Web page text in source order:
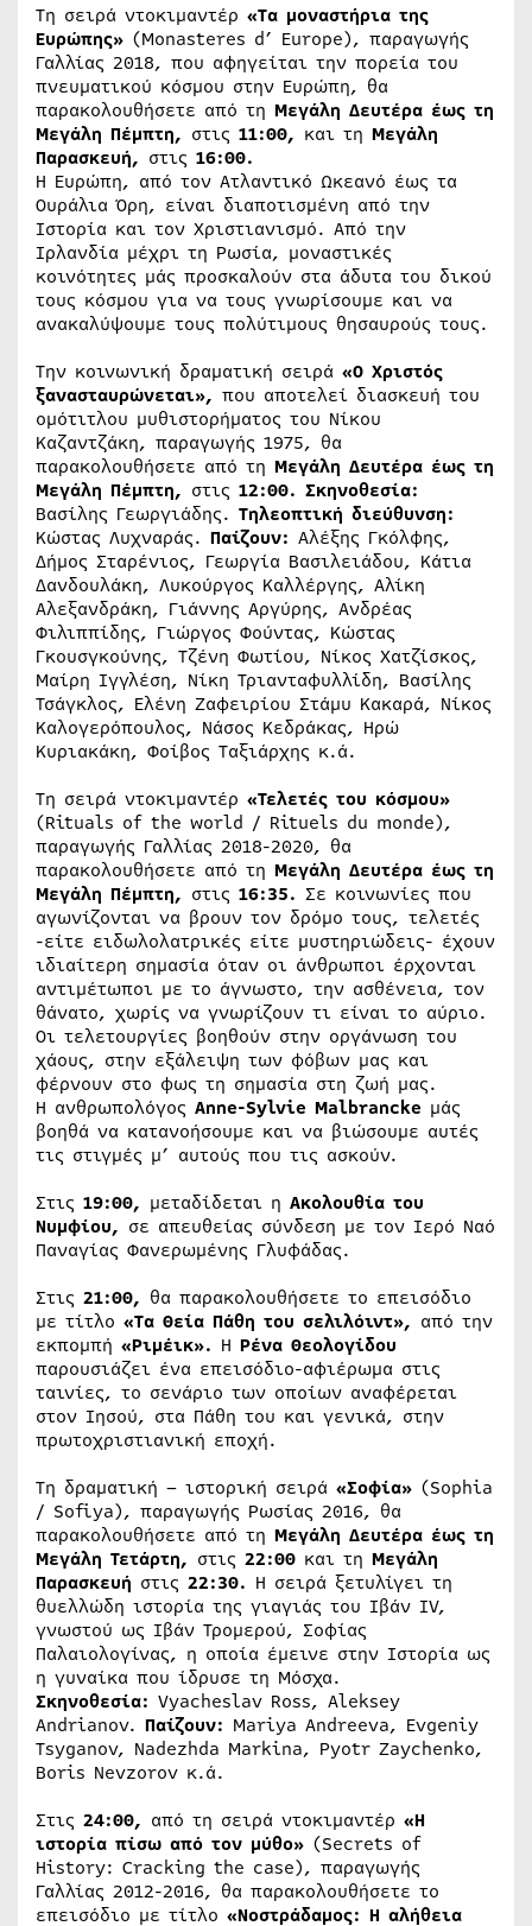
Τη σειρά ντοκιμαντέρ «Τα μοναστήρια της
Ευρώπης» (Monasteres d’ Europe), παραγωγής
Γαλλίας 2018, που αφηγείται την πορεία του
πνευματικού κόσμου στην Ευρώπη, θα
παρακολουθήσετε από τη Μεγάλη Δευτέρα έως τη
Μεγάλη Πέμπτη, στις 11:00, και τη Μεγάλη
Παρασκευή, στις 16:00.
Η Ευρώπη, από τον Ατλαντικό Ωκεανό έως τα
Ουράλια Όρη, είναι διαποτισμένη από την
Ιστορία και τον Χριστιανισμό. Από την
Ιρλανδία μέχρι τη Ρωσία, μοναστικές
κοινότητες μάς προσκαλούν στα άδυτα του δικού
τους κόσμου για να τους γνωρίσουμε και να
ανακαλύψουμε τους πολύτιμους θησαυρούς τους.
Την κοινωνική δραματική σειρά «Ο Χριστός
ξανασταυρώνεται», που αποτελεί διασκευή του
ομότιτλου μυθιστορήματος του Νίκου
Καζαντζάκη, παραγωγής 1975, θα
παρακολουθήσετε από τη Μεγάλη Δευτέρα έως τη
Μεγάλη Πέμπτη, στις 12:00. Σκηνοθεσία:
Βασίλης Γεωργιάδης. Τηλεοπτική διεύθυνση:
Κώστας Λυχναράς. Παίζουν: Αλέξης Γκόλφης,
Δήμος Σταρένιος, Γεωργία Βασιλειάδου, Κάτια
Δανδουλάκη, Λυκούργος Καλλέργης, Αλίκη
Αλεξανδράκη, Γιάννης Αργύρης, Ανδρέας
Φιλιππίδης, Γιώργος Φούντας, Κώστας
Γκουσγκούνης, Τζένη Φωτίου, Νίκος Χατζίσκος,
Μαίρη Ιγγλέση, Νίκη Τριανταφυλλίδη, Βασίλης
Τσάγκλος, Ελένη Ζαφειρίου Στάμυ Κακαρά, Νίκος
Καλογερόπουλος, Νάσος Κεδράκας, Ηρώ
Κυριακάκη, Φοίβος Ταξιάρχης κ.ά.
Τη σειρά ντοκιμαντέρ «Τελετές του κόσμου»
(Rituals of the world / Rituels du monde),
παραγωγής Γαλλίας 2018-2020, θα
παρακολουθήσετε από τη Μεγάλη Δευτέρα έως τη
Μεγάλη Πέμπτη, στις 16:35. Σε κοινωνίες που
αγωνίζονται να βρουν τον δρόμο τους, τελετές
-είτε ειδωλολατρικές είτε μυστηριώδεις- έχουν
ιδιαίτερη σημασία όταν οι άνθρωποι έρχονται
αντιμέτωποι με το άγνωστο, την ασθένεια, τον
θάνατο, χωρίς να γνωρίζουν τι είναι το αύριο.
Οι τελετουργίες βοηθούν στην οργάνωση του
χάους, στην εξάλειψη των φόβων μας και
φέρνουν στο φως τη σημασία στη ζωή μας.
Η ανθρωπολόγος Anne-Sylvie Malbrancke μάς
βοηθά να κατανοήσουμε και να βιώσουμε αυτές
τις στιγμές μ’ αυτούς που τις ασκούν.
Στις 19:00, μεταδίδεται η Ακολουθία του
Νυμφίου, σε απευθείας σύνδεση με τον Ιερό Ναό
Παναγίας Φανερωμένης Γλυφάδας.
Στις 21:00, θα παρακολουθήσετε το επεισόδιο
με τίτλο «Τα Θεία Πάθη του σελιλόιντ», από την
εκπομπή «Ριμέικ». Η Ρένα Θεολογίδου
παρουσιάζει ένα επεισόδιο-αφιέρωμα στις
ταινίες, το σενάριο των οποίων αναφέρεται
στον Ιησού, στα Πάθη του και γενικά, στην
πρωτοχριστιανική εποχή.
Τη δραματική – ιστορική σειρά «Σοφία» (Sophia
/ Sofiya), παραγωγής Ρωσίας 2016, θα
παρακολουθήσετε από τη Μεγάλη Δευτέρα έως τη
Μεγάλη Τετάρτη, στις 22:00 και τη Μεγάλη
Παρασκευή στις 22:30. Η σειρά ξετυλίγει τη
θυελλώδη ιστορία της γιαγιάς του Ιβάν IV,
γνωστού ως Ιβάν Τρομερού, Σοφίας
Παλαιολογίνας, η οποία έμεινε στην Ιστορία ως
η γυναίκα που ίδρυσε τη Μόσχα.
Σκηνοθεσία: Vyacheslav Ross, Aleksey
Andrianov. Παίζουν: Mariya Andreeva, Evgeniy
Tsyganov, Nadezhda Markina, Pyotr Zaychenko,
Boris Nevzorov κ.ά.
Στις 24:00, από τη σειρά ντοκιμαντέρ «Η
ιστορία πίσω από τον μύθο» (Secrets of
History: Cracking the case), παραγωγής
Γαλλίας 2012-2016, θα παρακολουθήσετε το
επεισόδιο με τίτλο «Nοστράδαμος: Η αλήθεια